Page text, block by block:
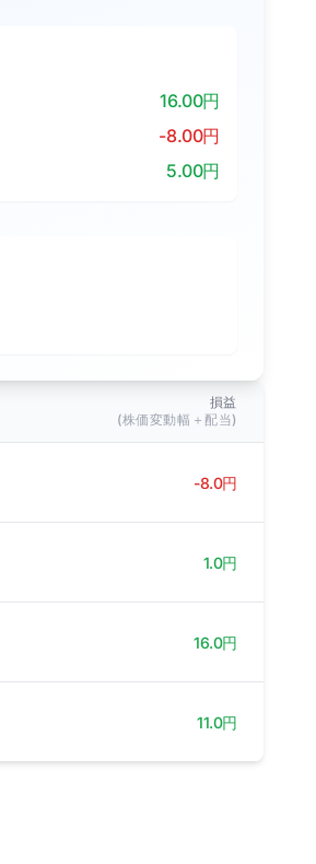
16.00円
-8.00円
5.00円
損益
(株価変動幅＋配当)
-8.0円
1.0円
16.0円
11.0円